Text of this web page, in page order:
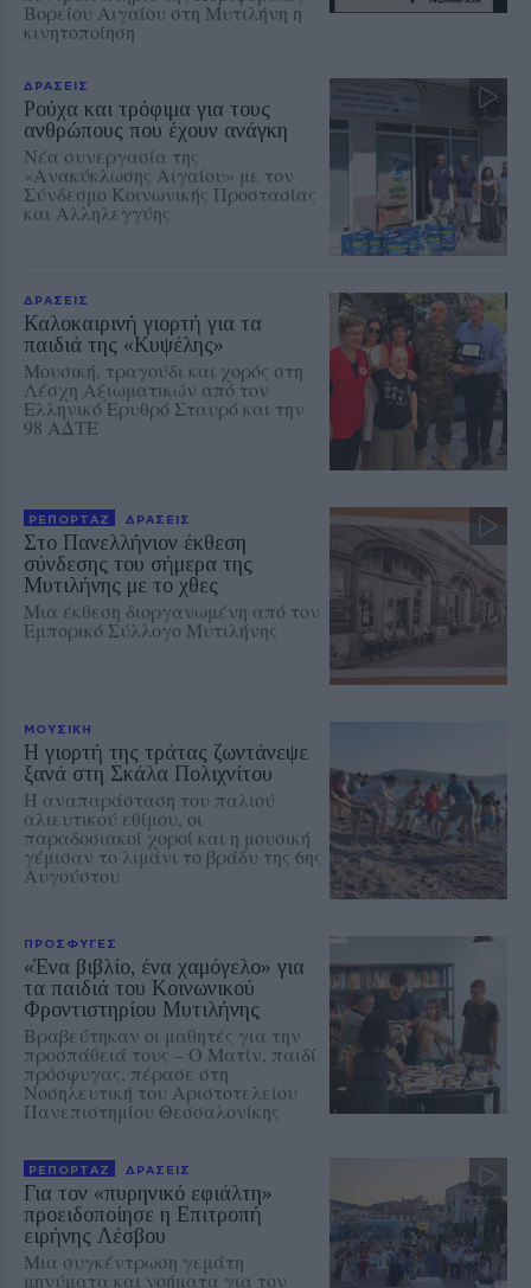
Βορείου Αιγαίου στη Μυτιλήνη η
κινητοποίηση
ΔΡΑΣΕΙΣ
Ρούχα και τρόφιμα για τους
ανθρώπους που έχουν ανάγκη
Νέα συνεργασία της
«Ανακύκλωσης Αιγαίου» με τον
Σύνδεσμο Κοινωνικής Προστασίας
και Αλληλεγγύης
ΔΡΑΣΕΙΣ
Καλοκαιρινή γιορτή για τα
παιδιά της «Κυψέλης»
Μουσική, τραγούδι και χορός στη
Λέσχη Αξιωματικών από τον
Ελληνικό Ερυθρό Σταυρό και την
98 ΑΔΤΕ
ΡΕΠΟΡΤΑΖ ΔΡΑΣΕΙΣ
Στο Πανελλήνιον έκθεση
σύνδεσης του σήμερα της
Μυτιλήνης με το χθες
Μια έκθεση διοργανωμένη από τον
Εμπορικό Σύλλογο Μυτιλήνης
ΜΟΥΣΙΚΗ
Η γιορτή της τράτας ζωντάνεψε
ξανά στη Σκάλα Πολιχνίτου
Η αναπαράσταση του παλιού
αλιευτικού εθίμου, οι
παραδοσιακοί χοροί και η μουσική
γέμισαν το λιμάνι το βράδυ της 6ης
Αυγούστου
ΠΡΟΣΦΥΓΕΣ
«Ένα βιβλίο, ένα χαμόγελο» για
τα παιδιά του Κοινωνικού
Φροντιστηρίου Μυτιλήνης
Βραβεύτηκαν οι μαθητές για την
προσπάθειά τους – Ο Ματίν, παιδί
πρόσφυγας, πέρασε στη
Νοσηλευτική του Αριστοτελείου
Πανεπιστημίου Θεσσαλονίκης
ΡΕΠΟΡΤΑΖ ΔΡΑΣΕΙΣ
Για τον «πυρηνικό εφιάλτη»
προειδοποίησε η Επιτροπή
ειρήνης Λέσβου
Μια συγκέντρωση γεμάτη
μηνύματα και νοήματα για τον